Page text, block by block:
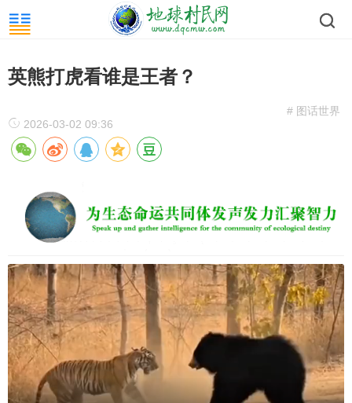
英熊打虎看谁是王者？
# 图话世界
2026-03-02 09:36